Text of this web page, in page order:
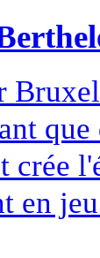
crée
en